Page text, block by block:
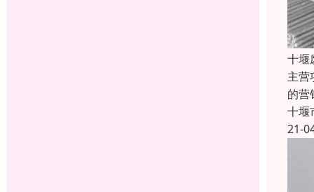
十堰
主营
的营
十堰
21-